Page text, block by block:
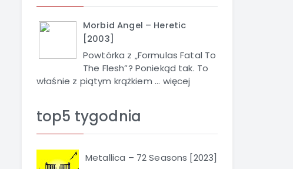
Morbid Angel – Heretic
[2003]
Powtórka z „Formulas Fatal To
The Flesh”? Poniekąd tak. To
właśnie z piątym krążkiem ... więcej
top5 tygodnia
Metallica – 72 Seasons [2023]